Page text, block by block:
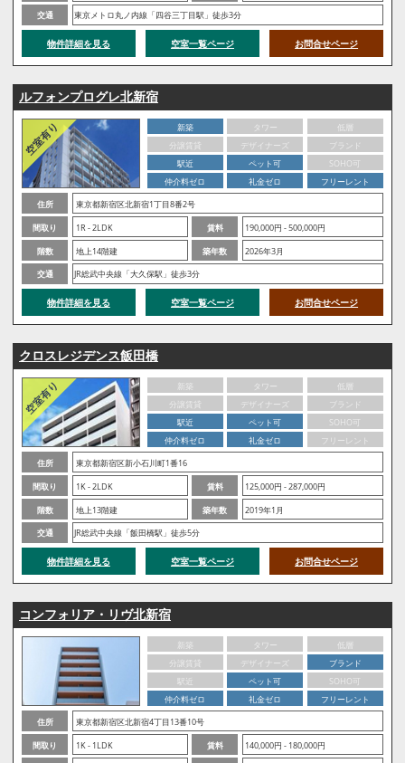
交通 東京メトロ丸ノ内線「四谷三丁目駅」徒歩3分
物件詳細を見る 空室一覧ページ お問合せページ
ルフォンプログレ北新宿
新築 タワー
低層
分譲賃貸
デザイナーズ
ブランド
駅近
ペット可
SOHO可
仲介料ゼロ
礼金ゼロ
フリーレント
住所
東京都新宿区北新宿1丁目8番2号
間取り
1R - 2LDK 賃料
190,000円 - 500,000円
階数
地上14階建 築年数
2026年3月
交通
JR総武中央線「大久保駅」徒歩3分
物件詳細を見る 空室一覧ページ お問合せページ
クロスレジデンス飯田橋
新築 タワー
低層
分譲賃貸
デザイナーズ
ブランド
駅近
ペット可
SOHO可
仲介料ゼロ
礼金ゼロ
フリーレント
住所
東京都新宿区新小石川町1番16
間取り
1K - 2LDK 賃料
125,000円 - 287,000円
階数
地上13階建 築年数
2019年1月
交通
JR総武中央線「飯田橋駅」徒歩5分
物件詳細を見る 空室一覧ページ お問合せページ
コンフォリア・リヴ北新宿
新築 タワー
低層
分譲賃貸
デザイナーズ
ブランド
駅近
ペット可
SOHO可
仲介料ゼロ
礼金ゼロ
フリーレント
住所
東京都新宿区北新宿4丁目13番10号
間取り
1K - 1LDK 賃料
140,000円 - 180,000円